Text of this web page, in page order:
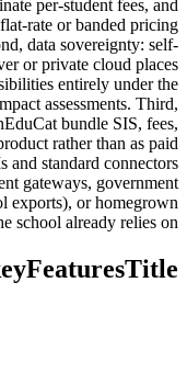
per-student fees, and
rate or banded pricing
data sovereignty: self-
or private cloud places
entirely under the
assessments. Third,
bundle SIS, fees,
rather than as paid
and standard connectors
gateways, government
exports), or homegrown
school already relies on.